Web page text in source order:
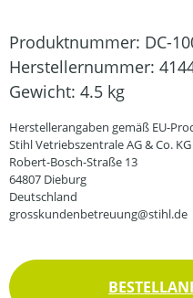
Produktnummer: DC-
Herstellernummer:
Gewicht: 4.5 kg
Herstellerangaben gemäß EU-
Stihl Vetriebszentrale AG & Co. KG
Robert-Bosch-Straße 13
64807 Dieburg
Deutschland
grosskundenbetreuung@stihl.de